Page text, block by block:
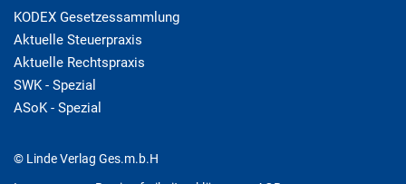
KODEX Gesetzessammlung
Aktuelle Steuerpraxis
Aktuelle Rechtspraxis
SWK - Spezial
ASoK - Spezial
© Linde Verlag Ges.m.b.H